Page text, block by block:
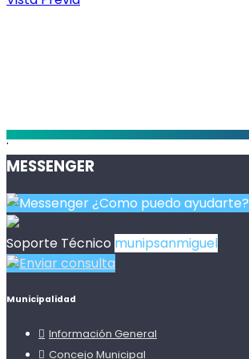
.
MESSENGER
¿Como puedo ayudarte?
Soporte Técnico munipsanmiguel
Enviar consulta
Municipalidad
Información General
Concejo Municipal